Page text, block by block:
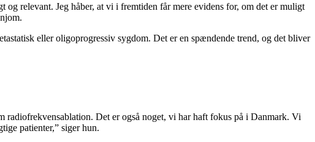
relevant. Jeg håber, at vi i fremtiden får mere evidens for, om det er muligt
eller oligoprogressiv sygdom. Det er en spændende trend, og det bliver
radiofrekvensablation. Det er også noget, vi har haft fokus på i Danmark. Vi
patienter,” siger hun.